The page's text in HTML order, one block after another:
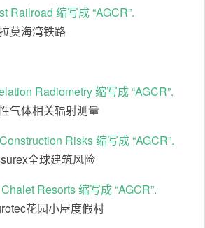
Railroad 缩写成 “AGCR”.
莫海湾铁路
Radiometry 缩写成 “AGCR”.
气体相关辐射测量
Risks 缩写成 “AGCR”.
全球建筑风险
Resorts 缩写成 “AGCR”.
花园小屋度假村